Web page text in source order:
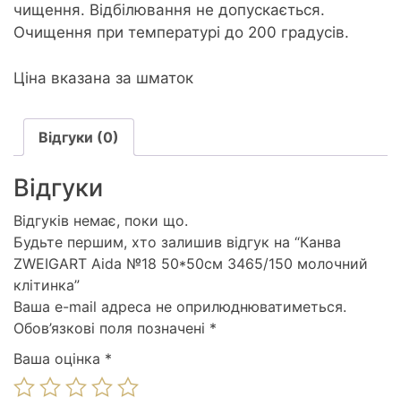
чищення. Відбілювання не допускається.
Очищення при температурі до 200 градусів.
Ціна вказана за шматок
Відгуки (0)
Відгуки
Відгуків немає, поки що.
Будьте першим, хто залишив відгук на “Канва
ZWEIGART Aida №18 50*50см 3465/150 молочний
клітинка”
Ваша e-mail адреса не оприлюднюватиметься.
Обов’язкові поля позначені *
Ваша оцінка *